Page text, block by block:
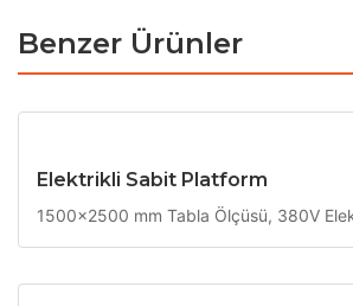
Benzer Ürünler
Elektrikli Sabit Platform
1500x2500 mm Tabla Ölçüsü, 380V